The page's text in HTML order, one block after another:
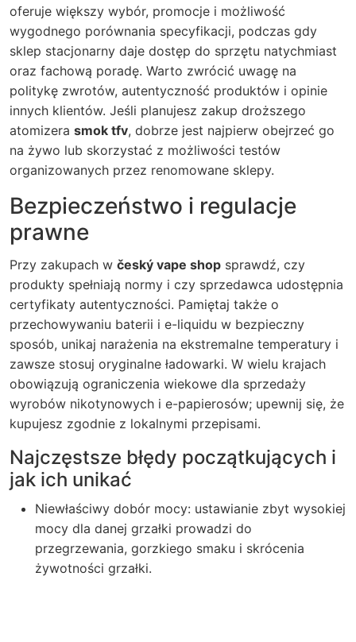
oferuje większy wybór, promocje i możliwość
wygodnego porównania specyfikacji, podczas gdy
sklep stacjonarny daje dostęp do sprzętu natychmiast
oraz fachową poradę. Warto zwrócić uwagę na
politykę zwrotów, autentyczność produktów i opinie
innych klientów. Jeśli planujesz zakup droższego
atomizera smok tfv, dobrze jest najpierw obejrzeć go
na żywo lub skorzystać z możliwości testów
organizowanych przez renomowane sklepy.
Bezpieczeństwo i regulacje
prawne
Przy zakupach w český vape shop sprawdź, czy
produkty spełniają normy i czy sprzedawca udostępnia
certyfikaty autentyczności. Pamiętaj także o
przechowywaniu baterii i e-liquidu w bezpieczny
sposób, unikaj narażenia na ekstremalne temperatury i
zawsze stosuj oryginalne ładowarki. W wielu krajach
obowiązują ograniczenia wiekowe dla sprzedaży
wyrobów nikotynowych i e-papierosów; upewnij się, że
kupujesz zgodnie z lokalnymi przepisami.
Najczęstsze błędy początkujących i
jak ich unikać
Niewłaściwy dobór mocy: ustawianie zbyt wysokiej
mocy dla danej grzałki prowadzi do
przegrzewania, gorzkiego smaku i skrócenia
żywotności grzałki.